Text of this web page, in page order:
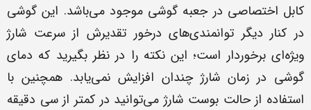
کابل اختصاصی در جعبه گوشی موجود می‌باشد. این گوشی
در کنار دیگر توانمندی‌های درخور تقدیرش از سرعت شارژ
ویژه‌ای برخوردار است؛ این نکته را در نظر بگیرید که دمای
گوشی در زمان شارژ چندان افزایش نمی‌یابد. همچنین با
استفاده از حالت بوست شارژ می‌توانید در کمتر از سی دقیقه